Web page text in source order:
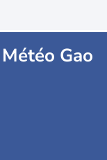
Météo Gao